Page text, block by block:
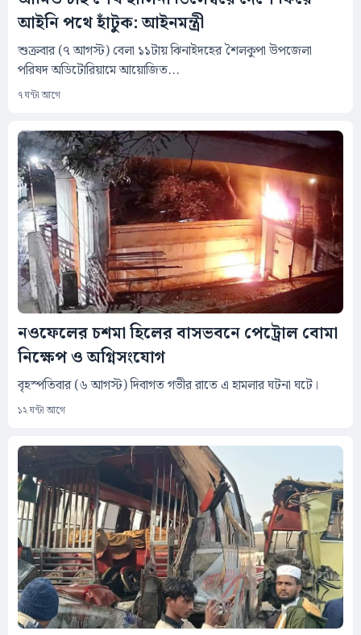
আইনি পথে হাঁটুক: আইনমন্ত্রী
শুক্রবার (৭ আগস্ট) বেলা ১১টায় ঝিনাইদহের শৈলকুপা উপজেলা
পরিষদ অডিটোরিয়ামে আয়োজিত...
৭ ঘন্টা আগে
নওফেলের চশমা হিলের বাসভবনে পেট্রোল বোমা
নিক্ষেপ ও অগ্নিসংযোগ
বৃহস্পতিবার (৬ আগস্ট) দিবাগত গভীর রাতে এ হামলার ঘটনা ঘটে।
১২ ঘন্টা আগে